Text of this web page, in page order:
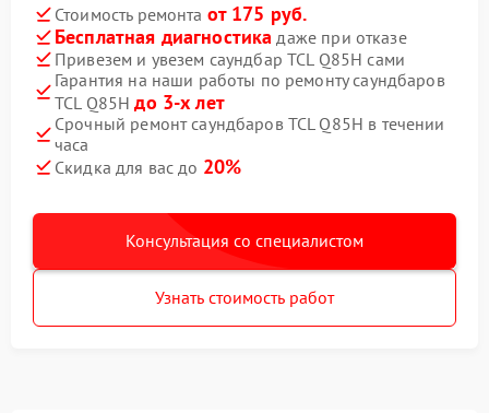
Стоимость ремонта от 175 руб.
Бесплатная диагностика даже при отказе
Привезем и увезем саундбар TCL Q85H сами
Гарантия на наши работы по ремонту саундбаров
TCL Q85Hдо 3-х лет
Срочный ремонт саундбаров TCL Q85H в течении
часа
Скидка для вас до 20%
Консультация со специалистом
Узнать стоимость работ